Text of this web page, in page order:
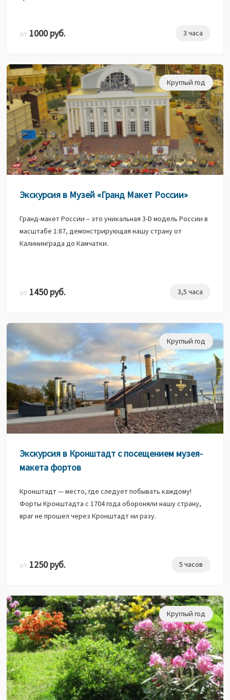
от 1000 руб. 3 часа
Круглый год
Экскурсия в Музей «Гранд Макет России»
Гранд-макет России – это уникальная 3-D модель России в
масштабе 1:87, демонстрирующая нашу страну от
Калининграда до Камчатки.
от 1450 руб. 3,5 часа
Круглый год
Экскурсия в Кронштадт с посещением музея-
макета фортов
Кронштадт — место, где следует побывать каждому!
Форты Кронштадта с 1704 года обороняли нашу страну,
враг не прошел через Кронштадт ни разу.
от 1250 руб. 5 часов
Круглый год